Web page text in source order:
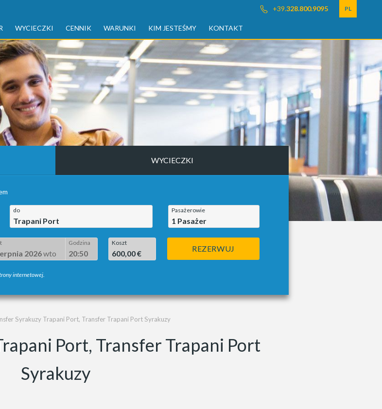
+39.328.800.9095 PL
WYCIECZKI CENNIK WARUNKI KIM JESTEŚMY KONTAKT
WYCIECZKI
do
Trapani Port
Pasażerowie
1 Pasażer
2026wto
Godzina
20:50
Koszt
600,00 €
REZERWUJ
internetowej.
Syrakuzy Trapani Port, Transfer Trapani Port Syrakuzy
Port, Transfer Trapani Port
Syrakuzy